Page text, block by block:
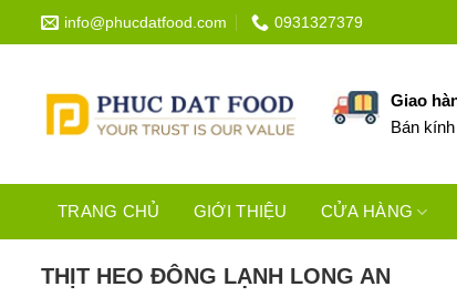
qua
info@phucdatfood.com 0931327379
Giao
Bán
TRANG CHỦ GIỚI THIỆU CỬA HÀNG
THỊT HEO ĐÔNG LẠNH LONG AN